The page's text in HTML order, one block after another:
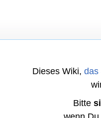
Dieses Wiki, das
Bitte